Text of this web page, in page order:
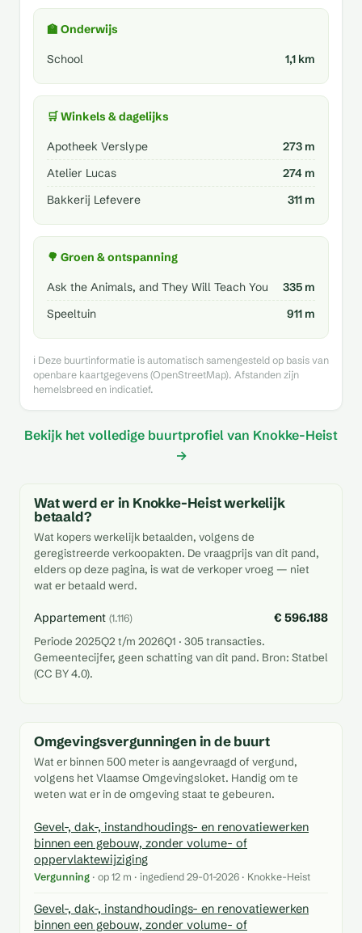
🏫 Onderwijs
School 1,1 km
🛒 Winkels & dagelijks
Apotheek Verslype
273 m
Atelier Lucas
274 m
Bakkerij Lefevere
311 m
🌳 Groen & ontspanning
Ask the Animals, and They Will Teach You
335 m
Speeltuin
911 m
ℹ️ Deze buurtinformatie is automatisch samengesteld op basis van
openbare kaartgegevens (OpenStreetMap). Afstanden zijn
hemelsbreed en indicatief.
Bekijk het volledige buurtprofiel van Knokke-Heist
→
Wat werd er in Knokke-Heist werkelijk
betaald?
Wat kopers werkelijk betaalden, volgens de
geregistreerde verkoopakten. De vraagprijs van dit pand,
elders op deze pagina, is wat de verkoper vroeg — niet
wat er betaald werd.
Appartement (1.116) € 596.188
Periode 2025Q2 t/m 2026Q1 · 305 transacties.
Gemeentecijfer, geen schatting van dit pand. Bron: Statbel
(CC BY 4.0).
Omgevingsvergunningen in de buurt
Wat er binnen 500 meter is aangevraagd of vergund,
volgens het Vlaamse Omgevingsloket. Handig om te
weten wat er in de omgeving staat te gebeuren.
Gevel-, dak-, instandhoudings- en renovatiewerken
binnen een gebouw, zonder volume- of
oppervlaktewijziging
Vergunning · op 12 m · ingediend 29-01-2026 · Knokke-Heist
Gevel-, dak-, instandhoudings- en renovatiewerken
binnen een gebouw, zonder volume- of